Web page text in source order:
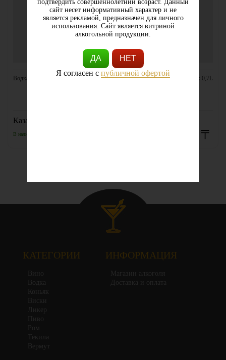
Водка Polus Рremium 0,50L
В наличии
Казахстан
Водка Воздух 0,7L
2970 〒
КАТЕГОРИИ
Вино
Водка
Коньяк
Виски
Ликер
Пиво
Ром
Текила
Вермут
ИНФОРМАЦИЯ
Магазин алкоголя
Доставка и оплата
подтвердить совершеннолетний возраст. Данный
сайт несет информативный характер и не
является рекламой, предназначен для личного
использования. Сайт является витриной
алкогольной продукции.
ДА
НЕТ
Я согласен с публичной офертой